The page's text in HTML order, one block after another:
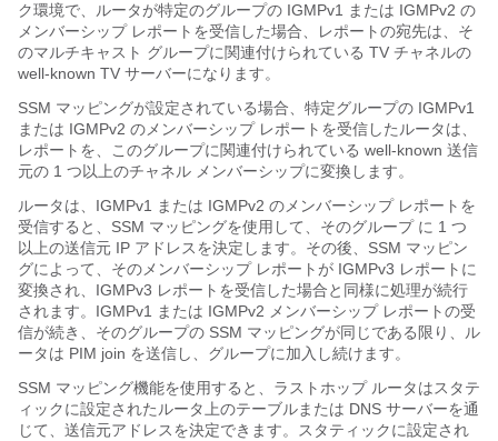
ク環境で、ルータが特定のグループの IGMPv1 または IGMPv2 の
メンバーシップ レポートを受信した場合、レポートの宛先は、そ
のマルチキャスト グループに関連付けられている TV チャネルの
well-known TV サーバーになります。
SSM マッピングが設定されている場合、特定グループの IGMPv1
または IGMPv2 のメンバーシップ レポートを受信したルータは、
レポートを、このグループに関連付けられている well-known 送信
元の 1 つ以上のチャネル メンバーシップに変換します。
ルータは、IGMPv1 または IGMPv2 のメンバーシップ レポートを
受信すると、SSM マッピングを使用して、そのグループ に 1 つ
以上の送信元 IP アドレスを決定します。その後、SSM マッピン
グによって、そのメンバーシップ レポートが IGMPv3 レポートに
変換され、IGMPv3 レポートを受信した場合と同様に処理が続行
されます。IGMPv1 または IGMPv2 メンバーシップ レポートの受
信が続き、そのグループの SSM マッピングが同じである限り、ル
ータは PIM join を送信し、グループに加入し続けます。
SSM マッピング機能を使用すると、ラストホップ ルータはスタテ
ィックに設定されたルータ上のテーブルまたは DNS サーバーを通
じて、送信元アドレスを決定できます。スタティックに設定され